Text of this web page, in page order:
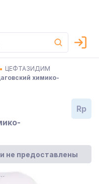
ЦЕФТАЗИДИМ
химико-
Rp
не предоставлены